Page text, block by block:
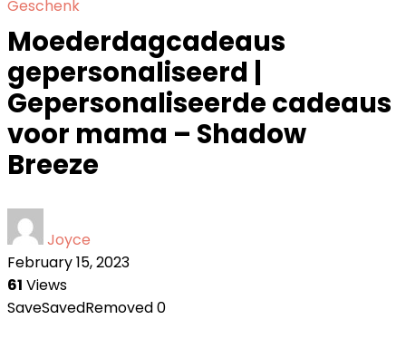
Geschenk
Moederdagcadeaus
gepersonaliseerd |
Gepersonaliseerde cadeaus
voor mama – Shadow
Breeze
Joyce
February 15, 2023
61 Views
SaveSavedRemoved0